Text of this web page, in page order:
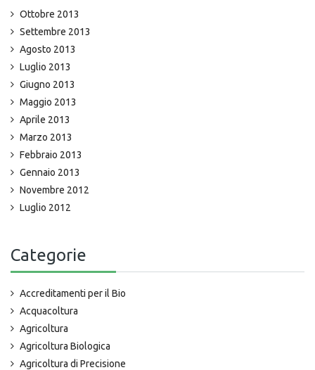
Ottobre 2013
Settembre 2013
Agosto 2013
Luglio 2013
Giugno 2013
Maggio 2013
Aprile 2013
Marzo 2013
Febbraio 2013
Gennaio 2013
Novembre 2012
Luglio 2012
Categorie
Accreditamenti per il Bio
Acquacoltura
Agricoltura
Agricoltura Biologica
Agricoltura di Precisione